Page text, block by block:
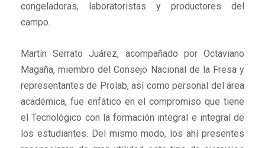
congeladoras, laboratoristas y productores del
campo.
Martín Serrato Juárez, acompañado por Octaviano
Magaña, miembro del Consejo Nacional de la Fresa y
representantes de Prolab, así como personal del área
académica, fue enfático en el compromiso que tiene
el Tecnológico con la formación integral e integral de
los estudiantes. Del mismo modo, los ahí presentes